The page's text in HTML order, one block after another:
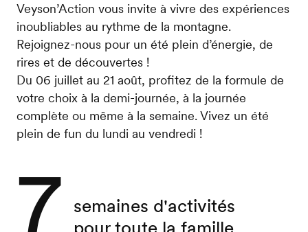
Veyson’Action vous invite à vivre des expériences
inoubliables au rythme de la montagne.
Rejoignez-nous pour un été plein d’énergie, de
rires et de découvertes !
Du 06 juillet au 21 août, profitez de la formule de
votre choix à la demi-journée, à la journée
complète ou même à la semaine. Vivez un été
plein de fun du lundi au vendredi !
7 semaines d'activités